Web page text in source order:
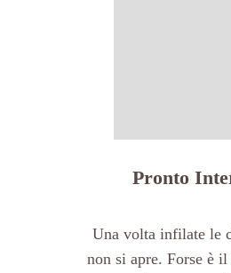
Pronto
Una volta infilate le
non si apre. Forse è il